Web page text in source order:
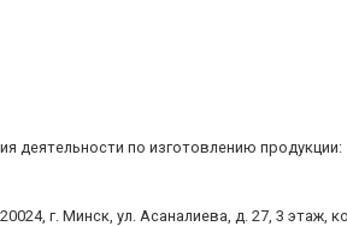
деятельности по изготовлению продукции:
г. Минск, ул. Асаналиева, д. 27, 3 этаж,